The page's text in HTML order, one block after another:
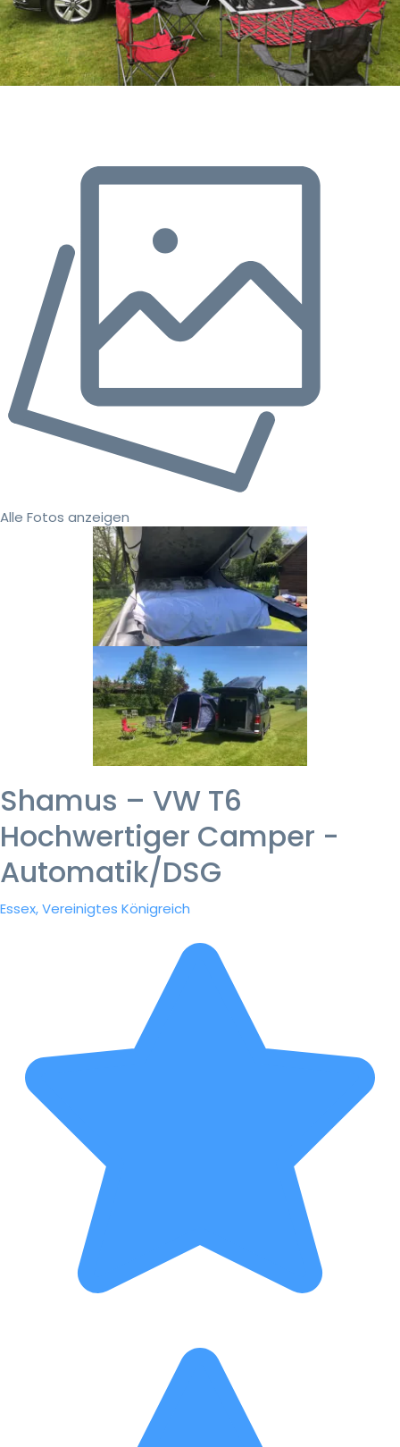
Alle Fotos anzeigen
Shamus – VW T6
Hochwertiger Camper -
Automatik/DSG
Essex, Vereinigtes Königreich